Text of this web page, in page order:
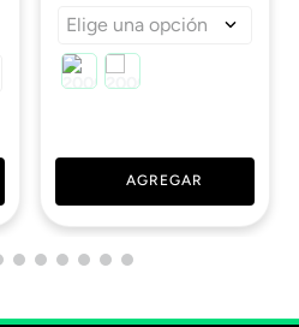
Elige una opción
AGREGAR